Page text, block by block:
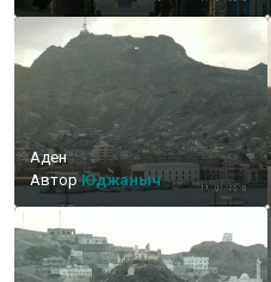
Аден
АвторЮджаныч